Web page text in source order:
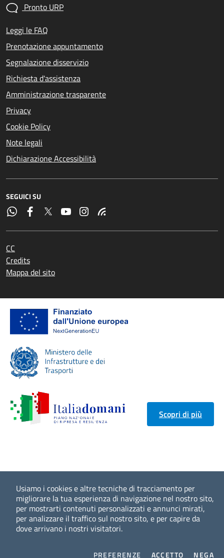
Usiamo i cookies e altre tecniche di tracciamento per
migliorare la tua esperienza di navigazione nel nostro sito,
per mostrarti contenuti personalizzati e annunci mirati,
per analizzare il traffico sul nostro sito, e per capire da
dove arrivano i nostri visitatori.
PREFERENZE COOKIES
ACCETTO I COOKIES
NEGAI
Pronto URP
Leggi le FAQ
Prenotazione appuntamento
Segnalazione disservizio
Richiesta d'assistenza
Amministrazione trasparente
Privacy
Cookie Policy
Note legali
Dichiarazione Accessibilità
SEGUICI SU
CC
Credits
Mappa del sito
Scopri di più